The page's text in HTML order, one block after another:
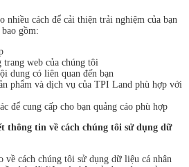
nhiều cách để cải thiện trải nghiệm của bạn
gồm:
trang web của chúng tôi
dung có liên quan đến bạn
phẩm và dịch vụ của TPI Land phù hợp với
để cung cấp cho bạn quảng cáo phù hợp
thông tin về cách chúng tôi sử dụng dữ
về cách chúng tôi sử dụng dữ liệu cá nhân